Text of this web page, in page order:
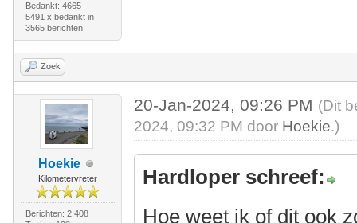
Bedankt: 4665
5491 x bedankt in
3565 berichten
Zoek
Hoekie
Kilometervreter
Berichten: 2.408
20-Jan-2024, 09:26 PM (Dit
2024, 09:32 PM door Hoekie.)
Hardloper schreef:
Hoe weet ik of dit ook